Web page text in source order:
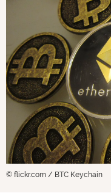
© flickr.com / BTC Keychain